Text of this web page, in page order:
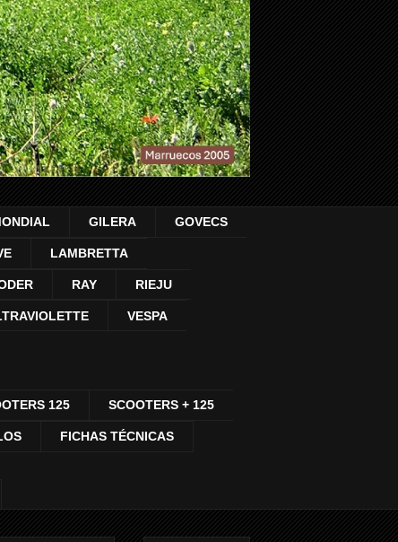
GILERA GOVECS
LAMBRETTA
RAY RIEJU
VESPA
125 SCOOTERS + 125
FICHAS TÉCNICAS